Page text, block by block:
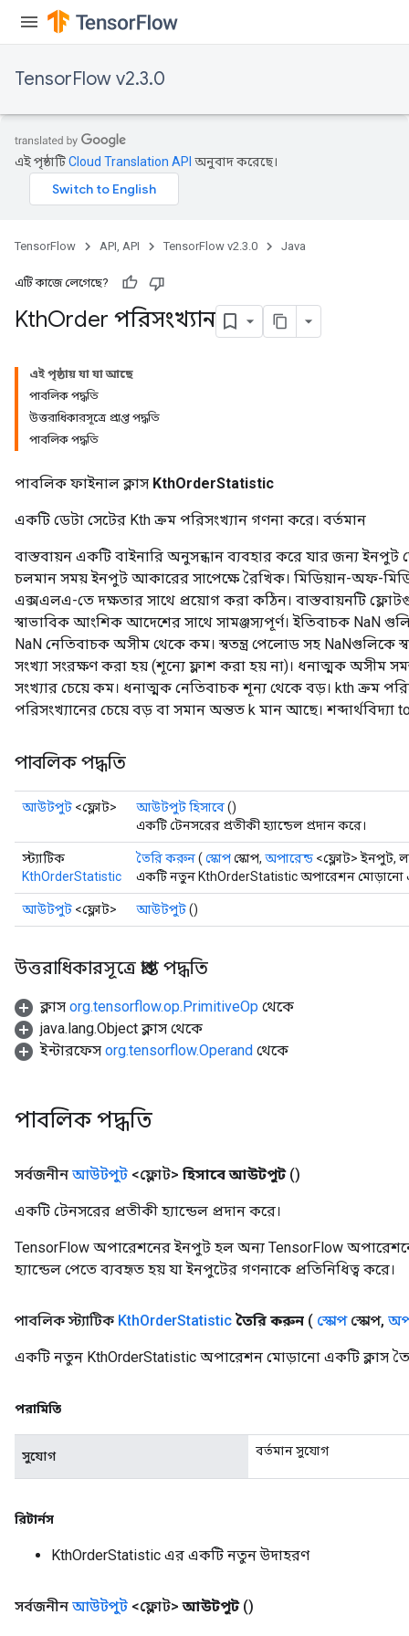
TensorFlow v2.3.0
এই পৃষ্ঠাটিCloud Translation API অনুবাদ করেছে।
TensorFlow API, API TensorFlow v2.3.0 Java
এটি কাজে লেগেছে?
KthOrder পরিসংখ্যান
এই পৃষ্ঠায় যা যা আছে
পাবলিক পদ্ধতি
উত্তরাধিকারসূত্রে প্রাপ্ত পদ্ধতি
পাবলিক পদ্ধতি
পাবলিক ফাইনাল ক্লাস KthOrderStatistic
একটি ডেটা সেটের Kth ক্রম পরিসংখ্যান গণনা করে। বর্তমান
বাস্তবায়ন একটি বাইনারি অনুসন্ধান ব্যবহার করে যার জন্য
চলমান সময় ইনপুট আকারের সাপেক্ষে রৈখিক। মিডিয়ান-অফ-
এক্সএলএ-তে দক্ষতার সাথে প্রয়োগ করা কঠিন। বাস্তবায়নটি
স্বাভাবিক আংশিক আদেশের সাথে সামঞ্জস্যপূর্ণ। ইতিবাচক NaN
NaN নেতিবাচক অসীম থেকে কম। স্বতন্ত্র পেলোড সহ NaNগুলিকে
সংখ্যা সংরক্ষণ করা হয় (শূন্যে ফ্লাশ করা হয় না)। ধনাত্মক অসীম
সংখ্যার চেয়ে কম। ধনাত্মক নেতিবাচক শূন্য থেকে বড়। kth ক্রম
পরিসংখ্যানের চেয়ে বড় বা সমান অন্তত k মান আছে।
পাবলিক পদ্ধতি
আউটপুট <ফ্লোট> আউটপুট হিসাবে()
একটি টেনসরের প্রতীকী হ্যান্ডেল প্রদান করে।
স্ট্যাটিক
KthOrderStatistic
তৈরি করুন( স্কোপস্কোপ, অপারেন্ড <ফ্লোট> ইনপুট,
একটি নতুন KthOrderStatistic অপারেশন মোড়ানো
আউটপুট <ফ্লোট> আউটপুট()
উত্তরাধিকারসূত্রে প্রাপ্ত পদ্ধতি
ক্লাস org.tensorflow.op.PrimitiveOp থেকে
java.lang.Object ক্লাস থেকে
ইন্টারফেস org.tensorflow.Operand থেকে
পাবলিক পদ্ধতি
সর্বজনীন আউটপুট <ফ্লোট> হিসাবে আউটপুট ()
একটি টেনসরের প্রতীকী হ্যান্ডেল প্রদান করে।
TensorFlow অপারেশনের ইনপুট হল অন্য TensorFlow
হ্যান্ডেল পেতে ব্যবহৃত হয় যা ইনপুটের গণনাকে প্রতিনিধিত্ব করে।
পাবলিক স্ট্যাটিক KthOrderStatistic তৈরি করুন ( স্কোপস্কোপ,
একটি নতুন KthOrderStatistic অপারেশন মোড়ানো একটি ক্লাস
পরামিতি
সুযোগ বর্তমান সুযোগ
রিটার্নস
KthOrderStatistic এর একটি নতুন উদাহরণ
সর্বজনীন আউটপুট <ফ্লোট> আউটপুট ()